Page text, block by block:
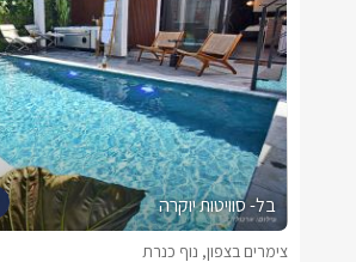
בל- סוויטות יוקרה
צימרים בצפון, נוף כנרת